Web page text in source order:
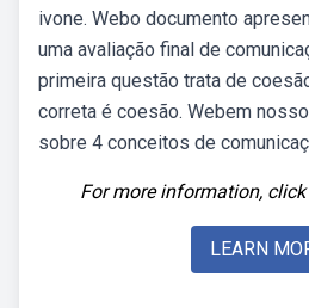
ivone. Webo documento
uma avaliação final de
primeira questão trata de
correta é coesão. Webem
sobre 4 conceitos de
For more information,
LEARN